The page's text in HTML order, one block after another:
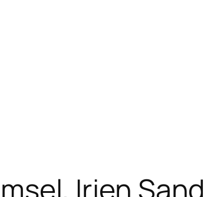
Irjen